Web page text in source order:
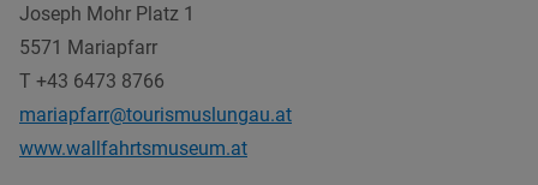
Joseph Mohr Platz 1
5571 Mariapfarr
T +43 6473 8766
mariapfarr@tourismuslungau.at
www.wallfahrtsmuseum.at